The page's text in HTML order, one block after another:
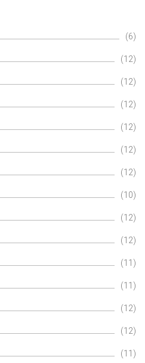
(6)
(12)
(12)
(12)
(12)
(12)
(12)
(10)
(12)
(12)
(11)
(11)
(12)
(12)
(11)